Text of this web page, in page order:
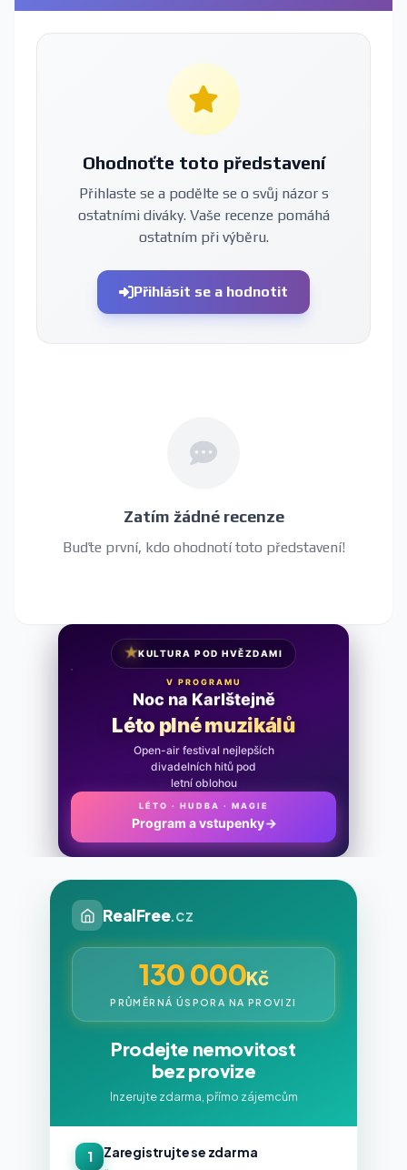
Ohodnoťte toto představení
Přihlaste se a podělte se o svůj názor s
ostatními diváky. Vaše recenze pomáhá
ostatním při výběru.
Přihlásit se a hodnotit
Zatím žádné recenze
Buďte první, kdo ohodnotí toto představení!
★KULTURA POD HVĚZDAMI
V PROGRAMU
Noc na Karlštejně
Léto plné muzikálů
Open-air festival nejlepších
divadelních hitů pod
letní oblohou
LÉTO · HUDBA · MAGIE
Program a vstupenky→
RealFree.cz
130 000Kč
PRŮMĚRNÁ ÚSPORA NA PROVIZI
Prodejte nemovitost
bez provize
Inzerujte zdarma, přímo zájemcům
1 Zaregistrujte se zdarma